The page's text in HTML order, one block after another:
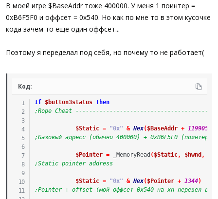
В моей игре $BaseAddr тоже 400000. У меня 1 поинтер =
0xB6F5F0 и оффсет = 0x540. Но как по мне то в этом кусочке
кода зачем то еще один оффсет...
Поэтому я переделал под себя, но почему то не работает(
Код:
If $button3status Then
;Rope Cheat
$Static = "0x" & Hex( $BaseAddr + 11990512
;Базовый адресс (обычно 400000) + 0xB6F5F0 (поинтер
$Pointer = _MemoryRead ( $Static, $hwnd ,
;Static pointer address
$Static = "0x" & Hex( $Pointer + 1344)
;Pointer + offset (мой оффсет 0x540 на хп перевел в